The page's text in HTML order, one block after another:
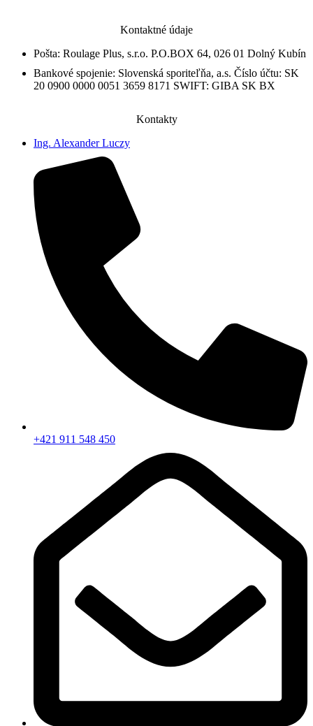
Kontaktné údaje
Pošta: Roulage Plus, s.r.o. P.O.BOX 64, 026 01 Dolný Kubín
Bankové spojenie: Slovenská sporiteľňa, a.s. Číslo účtu: SK
20 0900 0000 0051 3659 8171 SWIFT: GIBA SK BX
Kontakty
Ing. Alexander Luczy
+421 911 548 450